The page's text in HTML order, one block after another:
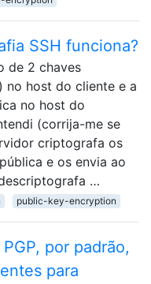
SSH funciona?
de 2 chaves
no host do cliente e a
no host do
(corrija-me se
criptografa os
e os envia ao
…
public-key-encryption
por padrão,
para